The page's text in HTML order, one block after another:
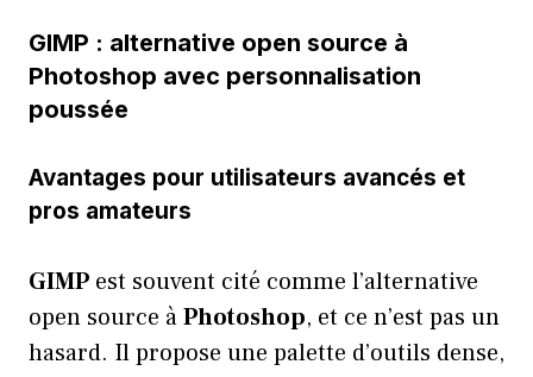
GIMP : alternative open source à
Photoshop avec personnalisation
poussée
Avantages pour utilisateurs avancés et
pros amateurs
GIMP est souvent cité comme l’alternative
open source àPhotoshop, et ce n’est pas un
hasard. Il propose une palette d’outils dense,